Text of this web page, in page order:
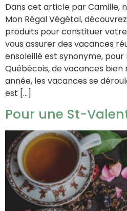
Dans cet article par Camille,
Mon Régal Végétal,
produits pour constituer
vous assurer des vacances
ensoleillé est synonyme,
Québécois, de vacances
année, les vacances se
est […]
Pour une St-